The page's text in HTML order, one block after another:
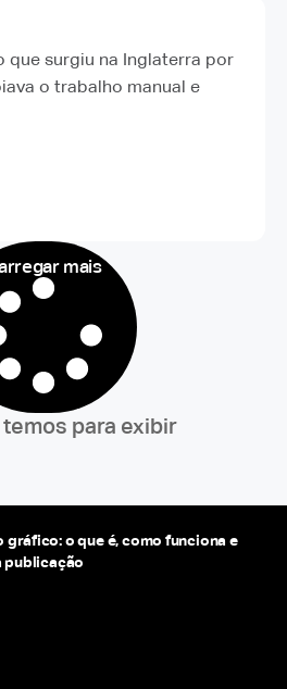
que surgiu na Inglaterra por
o trabalho manual e
mais
para exibir
gráfico: o que é, como funciona e
publicação